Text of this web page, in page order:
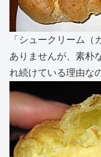
「シュークリーム
ありませんが、素朴
れ続けている理由な